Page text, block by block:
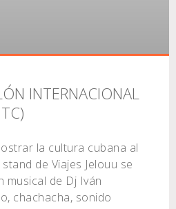
INTERNACIONAL
la cultura cubana al
de Viajes Jelouu se
musical de Dj Iván
chachacha, sonido